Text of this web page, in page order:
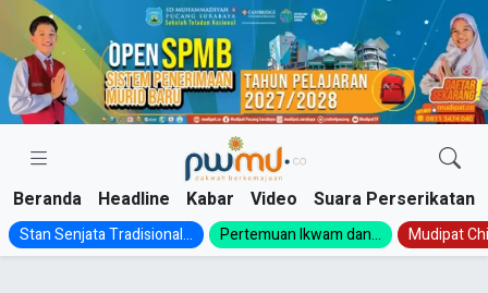
Skip
content
Beranda Headline Kabar Video Suara Perserikatan
Stan Senjata Tradisional... Pertemuan Ikwam dan... Mudipat